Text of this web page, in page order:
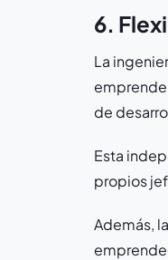
6.
La
de
Esta
propios
Además,